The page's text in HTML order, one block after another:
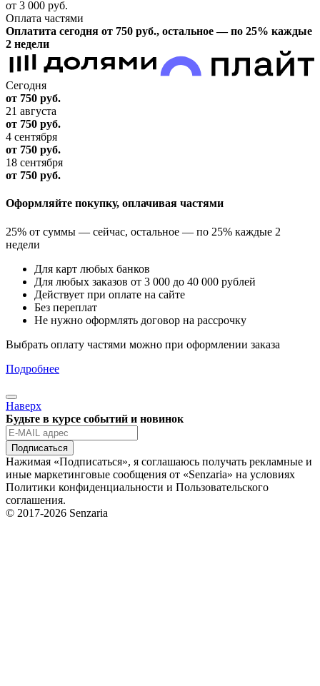
от 3 000 руб.
Оплата частями
Оплатита сегодня от 750 руб., остальное — по 25% каждые
2 недели
Сегодня
от 750 руб.
21 августа
от 750 руб.
4 сентября
от 750 руб.
18 сентября
от 750 руб.
Оформляйте покупку, оплачивая частями
25% от суммы — сейчас, остальное — по 25% каждые 2
недели
Для карт любых банков
Для любых заказов от 3 000 до 40 000 рублей
Действует при оплате на сайте
Без переплат
Не нужно оформлять договор на рассрочку
Выбрать оплату частями можно при оформлении заказа
Подробнее
Наверх
Будьте в курсе событий и новинок
Подписаться
Нажимая «Подписаться», я соглашаюсь получать рекламные и
иные маркетинговые сообщения от «Senzaria» на условиях
Политики конфиденциальности и Пользовательского
соглашения.
© 2017-2026 Senzaria